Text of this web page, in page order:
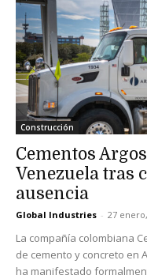
Construcción
Cementos
Venezuela tras
ausencia
Global Industries - 27
La compañía colombiana
de cemento y concreto en
ha manifestado